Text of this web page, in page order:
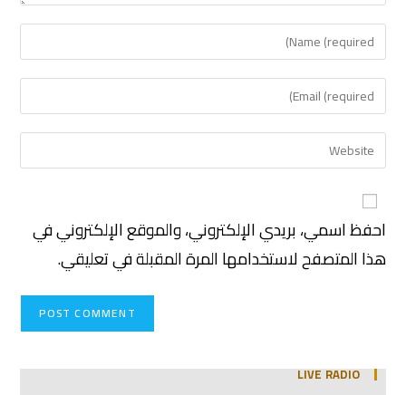
احفظ اسمي، بريدي الإلكتروني، والموقع الإلكتروني في
هذا المتصفح لاستخدامها المرة المقبلة في تعليقي.
LIVE RADIO